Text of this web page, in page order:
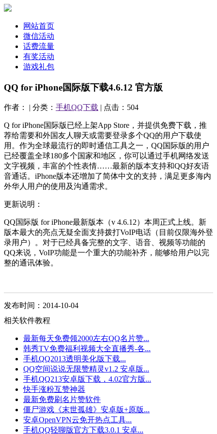
网站首页
微信活动
话费流量
有奖活动
游戏礼包
QQ for iPhone国际版下载4.6.12 官方版
作者： | 分类： 手机QQ下载 | 点击：504
Q for iPhone国际版已经上架App Store，并提供免费下载，推
荐给需要和外国友人聊天或需要登录多个QQ的用户下载使
用。作为全球最流行的即时通信工具之一，QQ国际版的用户
已经覆盖全球180多个国家和地区，你可以通过手机网络发送
文字视频，丰富的个性表情……最新的版本支持和QQ好友语
音通话。iPhone版本还增加了简体中文的支持，满足更多海内
外华人用户的使用及沟通需求。
更新说明：
QQ国际版 for iPhone最新版本（v 4.6.12）本周正式上线。新
版本最大的亮点无疑全面支持拨打VoIP电话（目前仅限海外登
录用户）。对于已经具备完整的文字、语音、视频等功能的
QQ来说，VoIP功能是一个重大的功能补齐，能够给用户以完
整的通讯体验。
发布时间：2014-10-04
相关软件教程
最新每天免费领2000左右QQ名片赞...
韩秀TV免费福利视频大全直播秀-各...
手机QQ2013透明美化版下载...
QQ空间说说无限赞精灵v1.2 安卓版...
手机QQ213安卓版下载，4.02官方版...
快手涨粉互赞神器
最新免费刷名片赞软件
僵尸游戏《末世孤雄》安卓版+原版...
安卓OpenVPN云免开热点工具...
手机QQ轻聊版官方下载3.0.1 安卓...